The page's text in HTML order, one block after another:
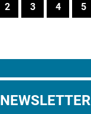
2 3 4 5
NEWSLETTER